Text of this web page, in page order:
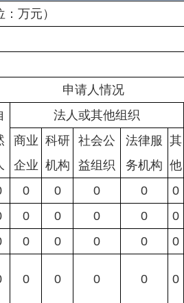
万元）
申请人情况
法人或其他组织
商业
企业
科研
机构
社会公
益组织
法律服
务机构
其
他
0 0 0 0 0
0 0 0 0 0
0 0 0 0 0
0 0 0 0 0